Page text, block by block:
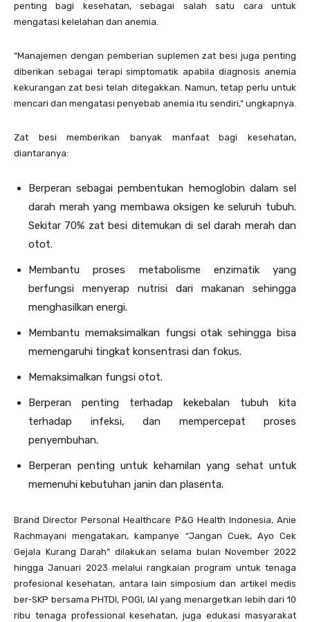
penting bagi kesehatan, sebagai salah satu cara untuk
mengatasi kelelahan dan anemia.
“Manajemen dengan pemberian suplemen zat besi juga penting
diberikan sebagai terapi simptomatik apabila diagnosis anemia
kekurangan zat besi telah ditegakkan. Namun, tetap perlu untuk
mencari dan mengatasi penyebab anemia itu sendiri,” ungkapnya.
Zat besi memberikan banyak manfaat bagi kesehatan,
diantaranya:
Berperan sebagai pembentukan hemoglobin dalam sel
darah merah yang membawa oksigen ke seluruh tubuh.
Sekitar 70% zat besi ditemukan di sel darah merah dan
otot.
Membantu proses metabolisme enzimatik yang
berfungsi menyerap nutrisi dari makanan sehingga
menghasilkan energi.
Membantu memaksimalkan fungsi otak sehingga bisa
memengaruhi tingkat konsentrasi dan fokus.
Memaksimalkan fungsi otot.
Berperan penting terhadap kekebalan tubuh kita
terhadap infeksi, dan mempercepat proses
penyembuhan.
Berperan penting untuk kehamilan yang sehat untuk
memenuhi kebutuhan janin dan plasenta.
Brand Director Personal Healthcare P&G Health Indonesia, Anie
Rachmayani mengatakan, kampanye “Jangan Cuek, Ayo Cek
Gejala Kurang Darah” dilakukan selama bulan November 2022
hingga Januari 2023 melalui rangkaian program untuk tenaga
profesional kesehatan, antara lain simposium dan artikel medis
ber-SKP bersama PHTDI, POGI, IAI yang menargetkan lebih dari 10
ribu tenaga professional kesehatan, juga edukasi masyarakat